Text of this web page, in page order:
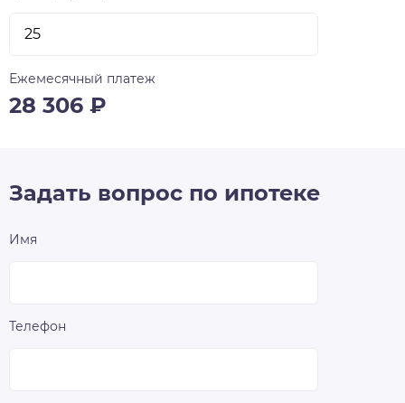
Ежемесячный платеж
28 306 ₽
Задать вопрос по ипотеке
Имя
Телефон